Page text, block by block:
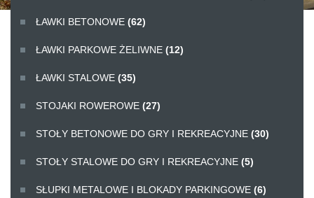
ŁAWKI BETONOWE (62)
ŁAWKI PARKOWE ŻELIWNE (12)
ŁAWKI STALOWE (35)
STOJAKI ROWEROWE (27)
STOŁY BETONOWE DO GRY I REKREACYJNE (30)
STOŁY STALOWE DO GRY I REKREACYJNE (5)
SŁUPKI METALOWE I BLOKADY PARKINGOWE (6)